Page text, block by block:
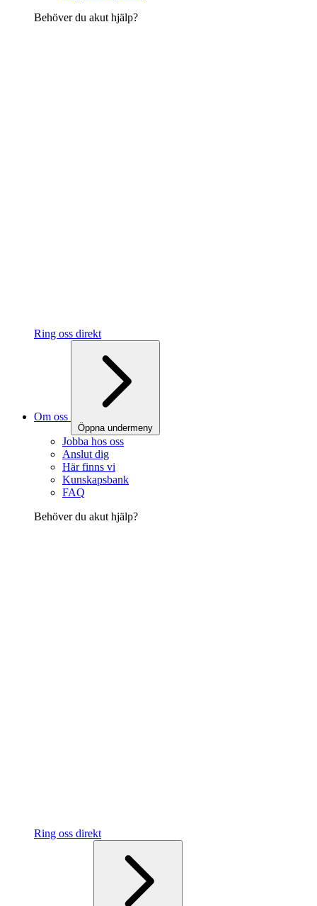
Behöver du akut hjälp?
Ring oss direkt
Om oss
Öppna undermeny
Jobba hos oss
Anslut dig
Här finns vi
Kunskapsbank
FAQ
Behöver du akut hjälp?
Ring oss direkt